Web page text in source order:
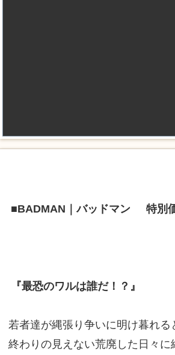
■BADMAN｜バッドマン 特別
『最恐のワルは誰だ！？』
若者達が縄張り争いに明け暮れる
終わりの見えない荒廃した日々に